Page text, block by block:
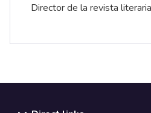
Director de la revista